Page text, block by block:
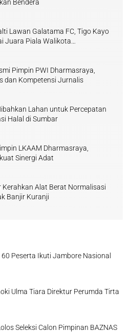
Bendera
Lawan Galatama FC, Tigo Kayo
Juara Piala Walikota
Pimpin PWI Dharmasraya,
dan Kompetensi Jurnalis
Lahan untuk Percepatan
Halal di Sumbar
LKAAM Dharmasraya,
Sinergi Adat
Kerahkan Alat Berat Normalisasi
Banjir Kuranji
Peserta Ikuti Jambore Nasional
Ulma Tiara Direktur Perumda Tirta
Seleksi Calon Pimpinan BAZNAS